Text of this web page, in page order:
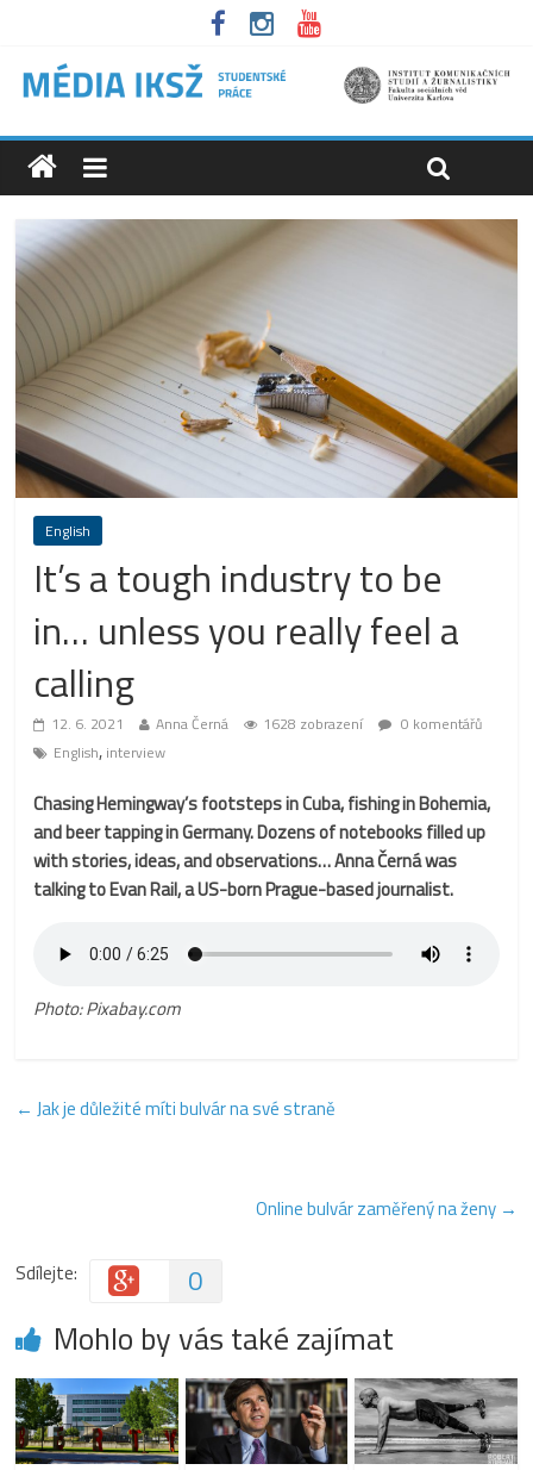
English
It’s a tough industry to be
in… unless you really feel a
calling
12. 6. 2021 Anna Černá 1628 zobrazení
0 komentářů
English, interview
Chasing Hemingway’s footsteps in Cuba, fishing in Bohemia,
and beer tapping in Germany. Dozens of notebooks filled up
with stories, ideas, and observations… Anna Černá was
talking to Evan Rail, a US-born Prague-based journalist.
Photo: Pixabay.com
← Jak je důležité míti bulvár na své straně
Online bulvár zaměřený na ženy →
Sdílejte: 0
Mohlo by vás také zajímat